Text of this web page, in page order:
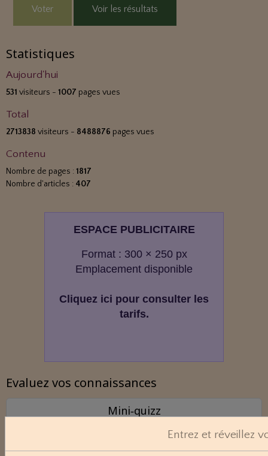
Voter Voir les résultats
Statistiques
Aujourd'hui
531 visiteurs - 1007 pages vues
Total
2713838 visiteurs - 8488876 pages vues
Contenu
Nombre de pages : 1817
Nombre d'articles : 407
ESPACE PUBLICITAIRE
Format : 300 × 250 px
Emplacement disponible
Cliquez ici pour consulter les
tarifs.
Evaluez vos connaissances
Mini‑quizz
Phobies
Entrez et réveillez